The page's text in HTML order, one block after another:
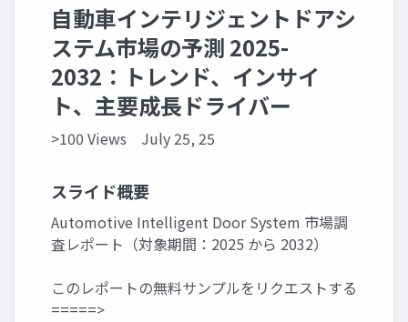
自動車インテリジェントドアシ
ステム市場の予測 2025-
2032：トレンド、インサイ
ト、主要成長ドライバー
>100 Views July 25, 25
スライド概要
Automotive Intelligent Door System 市場調
査レポート（対象期間：2025 から 2032）
このレポートの無料サンプルをリクエストする
=====>